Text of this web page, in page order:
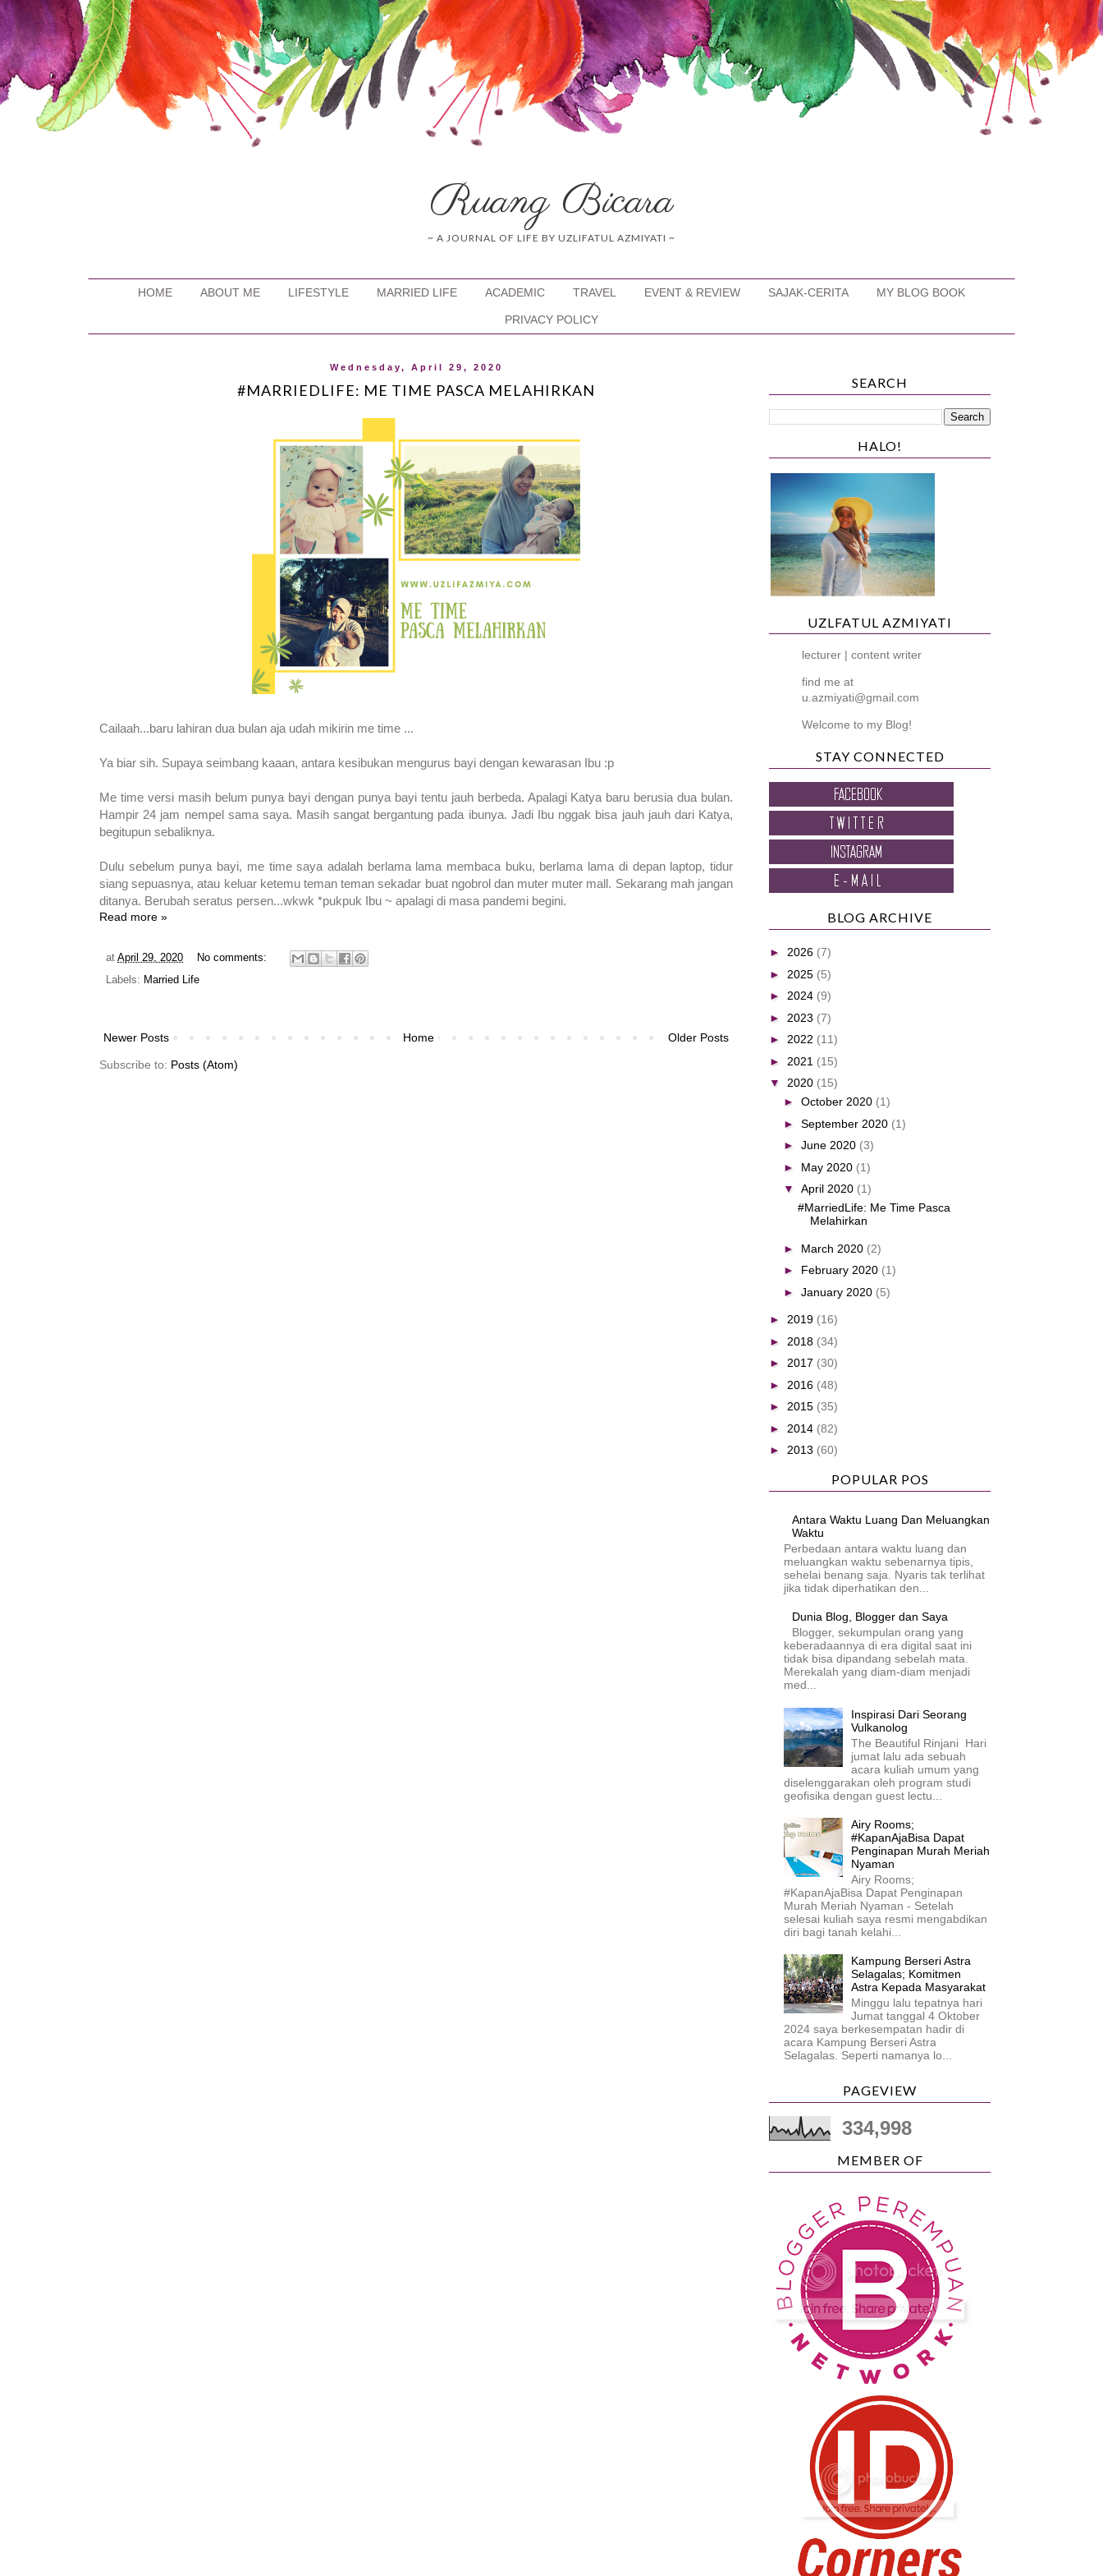
Ruang Bicara
~ A JOURNAL OF LIFE BY UZLIFATUL AZMIYATI ~
HOME ABOUT ME LIFESTYLE MARRIED LIFE ACADEMIC TRAVEL EVENT & REVIEW SAJAK-CERITA MY BLOG BOOK
PRIVACY POLICY
Wednesday, April 29, 2020
#MARRIEDLIFE: ME TIME PASCA MELAHIRKAN
Cailaah...baru lahiran dua bulan aja udah mikirin me time ...
Ya biar sih. Supaya seimbang kaaan, antara kesibukan mengurus bayi dengan kewarasan Ibu :p
Me time versi masih belum punya bayi dengan punya bayi tentu jauh berbeda. Apalagi Katya baru berusia dua bulan.
Hampir 24 jam nempel sama saya. Masih sangat bergantung pada ibunya. Jadi Ibu nggak bisa jauh jauh dari Katya,
begitupun sebaliknya.
Dulu sebelum punya bayi, me time saya adalah berlama lama membaca buku, berlama lama di depan laptop, tidur
siang sepuasnya, atau keluar ketemu teman teman sekadar buat ngobrol dan muter muter mall. Sekarang mah jangan
ditanya. Berubah seratus persen...wkwk *pukpuk Ibu ~ apalagi di masa pandemi begini.
Read more »
at April 29, 2020
No comments:
Labels: Married Life
Newer Posts Older Posts
Home
Subscribe to: Posts (Atom)
SEARCH
HALO!
UZLFATUL AZMIYATI
lecturer | content writer
find me at
u.azmiyati@gmail.com
Welcome to my Blog!
STAY CONNECTED
BLOG ARCHIVE
► 2026 (7)
► 2025 (5)
► 2024 (9)
► 2023 (7)
► 2022 (11)
► 2021 (15)
▼ 2020 (15)
► October 2020 (1)
► September 2020 (1)
► June 2020 (3)
► May 2020 (1)
▼ April 2020 (1)
#MarriedLife: Me Time Pasca
Melahirkan
► March 2020 (2)
► February 2020 (1)
► January 2020 (5)
► 2019 (16)
► 2018 (34)
► 2017 (30)
► 2016 (48)
► 2015 (35)
► 2014 (82)
► 2013 (60)
POPULAR POS
Antara Waktu Luang Dan Meluangkan
Waktu
Perbedaan antara waktu luang dan
meluangkan waktu sebenarnya tipis,
sehelai benang saja. Nyaris tak terlihat
jika tidak diperhatikan den...
Dunia Blog, Blogger dan Saya
Blogger, sekumpulan orang yang
keberadaannya di era digital saat ini
tidak bisa dipandang sebelah mata.
Merekalah yang diam-diam menjadi
med...
Inspirasi Dari Seorang
Vulkanolog
The Beautiful Rinjani Hari
jumat lalu ada sebuah
acara kuliah umum yang
diselenggarakan oleh program studi
geofisika dengan guest lectu...
Airy Rooms;
#KapanAjaBisa Dapat
Penginapan Murah Meriah
Nyaman
Airy Rooms;
#KapanAjaBisa Dapat Penginapan
Murah Meriah Nyaman - Setelah
selesai kuliah saya resmi mengabdikan
diri bagi tanah kelahi...
Kampung Berseri Astra
Selagalas; Komitmen
Astra Kepada Masyarakat
Minggu lalu tepatnya hari
Jumat tanggal 4 Oktober
2024 saya berkesempatan hadir di
acara Kampung Berseri Astra
Selagalas. Seperti namanya lo...
PAGEVIEW
334,998
MEMBER OF